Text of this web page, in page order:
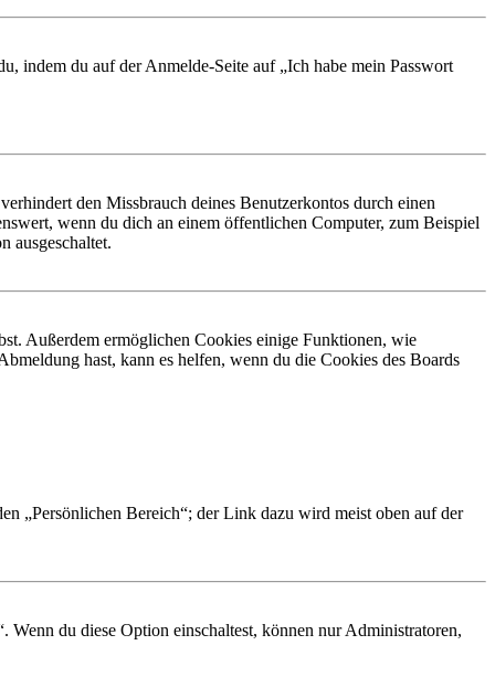
indem du auf der Anmelde-Seite auf „Ich habe mein Passwort
den Missbrauch deines Benutzerkontos durch einen
wenn du dich an einem öffentlichen Computer, zum Beispiel
ausgeschaltet.
Außerdem ermöglichen Cookies einige Funktionen, wie
hast, kann es helfen, wenn du die Cookies des Boards
„Persönlichen Bereich“; der Link dazu wird meist oben auf der
du diese Option einschaltest, können nur Administratoren,